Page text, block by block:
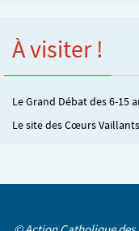
À visiter !
Le Grand Débat des 6-15
Le site des Cœurs